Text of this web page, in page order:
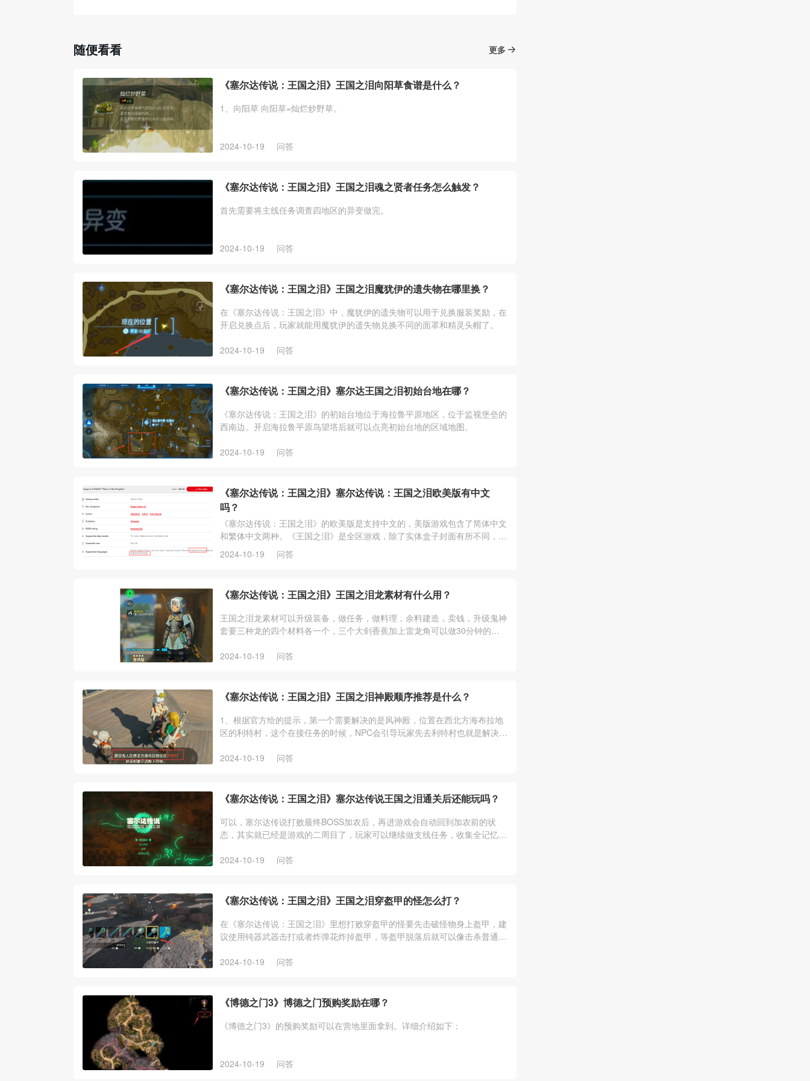
随便看看 更多
《塞尔达传说：王国之泪》王国之泪向阳草食谱是什么？
1、向阳草 向阳草=灿烂炒野草。
2024-10-19 问答
《塞尔达传说：王国之泪》王国之泪魂之贤者任务怎么触发？
首先需要将主线任务调查四地区的异变做完。
2024-10-19 问答
《塞尔达传说：王国之泪》王国之泪魔犹伊的遗失物在哪里换？
在《塞尔达传说：王国之泪》中，魔犹伊的遗失物可以用于兑换服装奖励，在
开启兑换点后，玩家就能用魔犹伊的遗失物兑换不同的面罩和精灵头帽了。
2024-10-19 问答
《塞尔达传说：王国之泪》塞尔达王国之泪初始台地在哪？
《塞尔达传说：王国之泪》的初始台地位于海拉鲁平原地区，位于监视堡垒的
西南边。开启海拉鲁平原鸟望塔后就可以点亮初始台地的区域地图。
2024-10-19 问答
《塞尔达传说：王国之泪》塞尔达传说：王国之泪欧美版有中文
吗？
《塞尔达传说：王国之泪》的欧美版是支持中文的，美版游戏包含了简体中文
和繁体中文两种。《王国之泪》是全区游戏，除了实体盒子封面有所不同，游
戏内容都是一样的，任意版本都支持中文。
2024-10-19 问答
《塞尔达传说：王国之泪》王国之泪龙素材有什么用？
王国之泪龙素材可以升级装备，做任务，做料理，余料建造，卖钱，升级鬼神
套要三种龙的四个材料各一个，三个大剑香蕉加上雷龙角可以做30分钟的三
2024-10-19
问答
《塞尔达传说：王国之泪》王国之泪神殿顺序推荐是什么？
1、根据官方给的提示，第一个需要解决的是风神殿，位置在西北方海布拉地
区的利特村，这个在接任务的时候，NPC会引导玩家先去利特村也就是解决风
2024-10-19
问答
《塞尔达传说：王国之泪》塞尔达传说王国之泪通关后还能玩吗？
可以，塞尔达传说打败最终BOSS加农后，再进游戏会自动回到加农前的状
态，其实就已经是游戏的二周目了，玩家可以继续做支线任务，收集全记忆、
2024-10-19
问答
《塞尔达传说：王国之泪》王国之泪穿盔甲的怪怎么打？
在《塞尔达传说：王国之泪》里想打败穿盔甲的怪要先击破怪物身上盔甲，建
议使用钝器武器击打或者炸弹花炸掉盔甲，等盔甲脱落后就可以像击杀普通怪
2024-10-19
问答
《博德之门3》博德之门预购奖励在哪？
《博德之门3》的预购奖励可以在营地里面拿到。详细介绍如下：
2024-10-19 问答